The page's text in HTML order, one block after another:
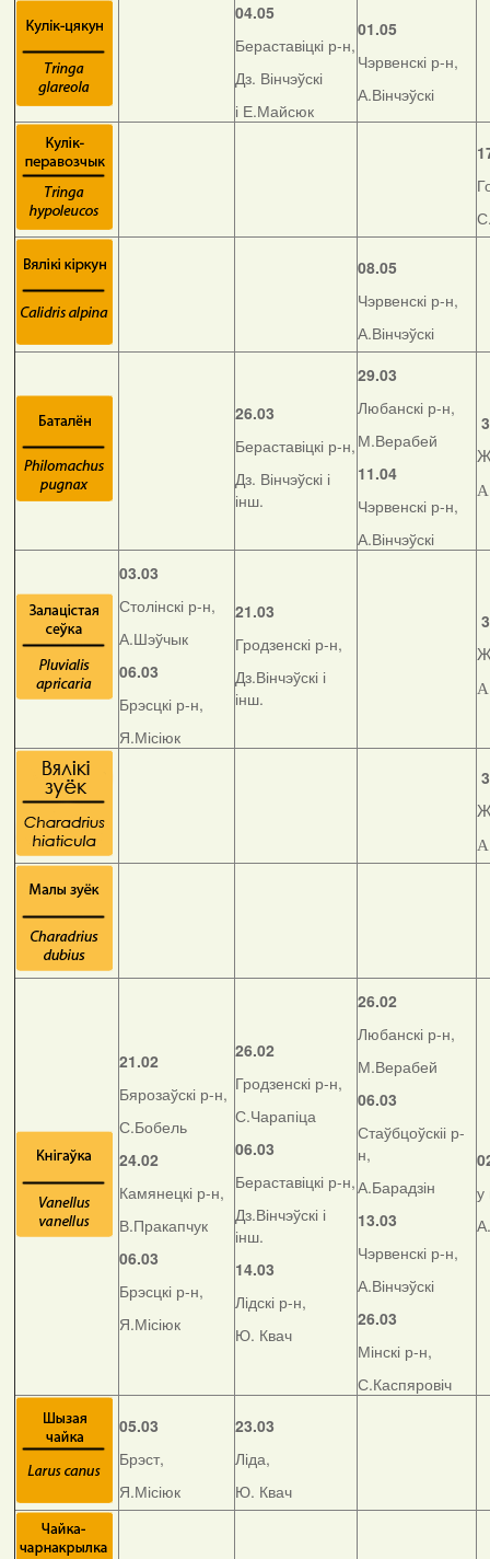
04.05
Бераставіцкі р-н,
Дз. Вінчэўскі
і Е.Майсюк
01.05
Чэрвенскі р-н,
А.Вінчэўскі
08.05
Чэрвенскі р-н,
А.Вінчэўскі
26.03
Бераставіцкі р-н,
Дз. Вінчэўскі і
інш.
29.03
Любанскі р-н,
М.Верабей
11.04
Чэрвенскі р-н,
А.Вінчэўскі
03.03
Столінскі р-н,
А.Шэўчык
06.03
Брэсцкі р-н,
Я.Місіюк
21.03
Гродзенскі р-н,
Дз.Вінчэўскі і
інш.
21.02
Бярозаўскі р-н,
С.Бобель
24.02
Камянецкі р-н,
В.Пракапчук
06.03
Брэсцкі р-н,
Я.Місіюк
26.02
Гродзенскі р-н,
С.Чарапіца
06.03
Бераставіцкі р-н,
Дз.Вінчэўскі і
інш.
14.03
Лідскі р-н,
Ю. Квач
26.02
Любанскі р-н,
М.Верабей
06.03
Стаўбцоўскіі р-
н,
А.Барадзін
13.03
Чэрвенскі р-н,
А.Вінчэўскі
26.03
Мінскі р-н,
С.Каспяровіч
у
05.03
Брэст,
Я.Місіюк
23.03
Ліда,
Ю. Квач